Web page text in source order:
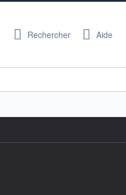
Rechercher Aide